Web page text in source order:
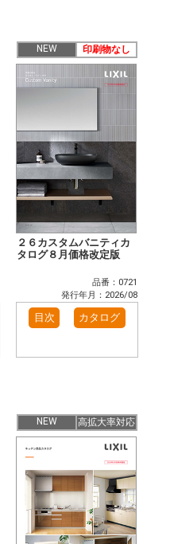
NEW 印刷物なし
２６カスタムバニティカ
タログ８月価格改定版
品番：0721
発行年月：2026/08
目次 カタログ
NEW 高拡大率対応